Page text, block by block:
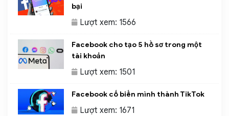
bại
Lượt xem: 1566
Facebook cho tạo 5 hồ sơ trong một
tài khoản
Lượt xem: 1501
Facebook cố biến mình thành TikTok
Lượt xem: 1671